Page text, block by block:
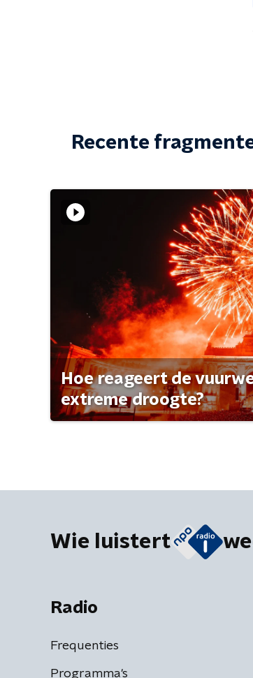
Recente
Hoe reageert de
extreme droogte?
Wie luistert
Radio
Frequenties
Programma's